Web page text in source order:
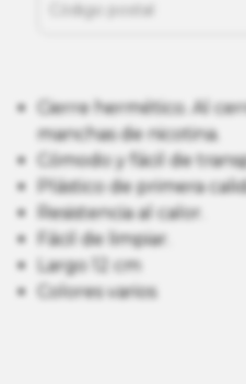
Cierre hermético. Al
manchas de nicotina.
Cómodo y fácil de
Plástico de primera
Resistencia al calor.
Fácil de limpiar.
Largo 12 cm
Colores varios